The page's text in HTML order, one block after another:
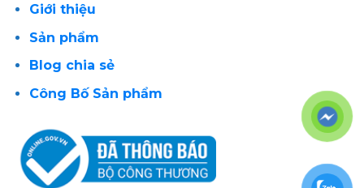
Giới thiệu
Sản phẩm
Blog chia sẻ
Công Bố Sản phẩm